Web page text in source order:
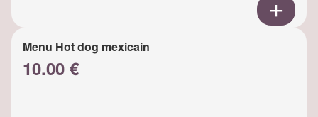
Menu Hot dog mexicain
10.00 €